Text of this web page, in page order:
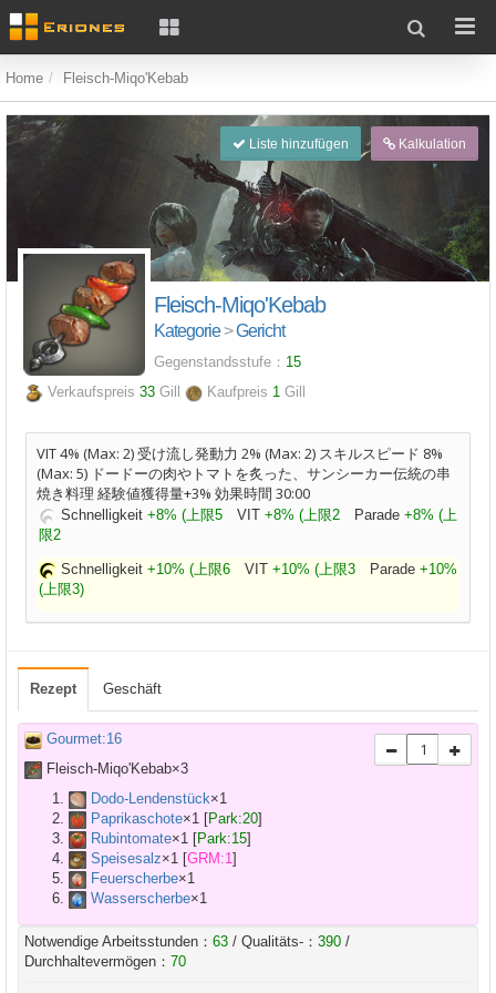
Home Fleisch-Miqo'Kebab
Liste hinzufügen Kalkulation
Fleisch-Miqo'Kebab
Kategorie>Gericht
Gegenstandsstufe： 15
Verkaufspreis 33 Gill Kaufpreis 1 Gill
VIT 4% (Max: 2) 受け流し発動力 2% (Max: 2) スキルスピード 8%
(Max: 5) ドードーの肉やトマトを炙った、サンシーカー伝統の串
焼き料理 経験値獲得量+3% 効果時間 30:00
Schnelligkeit +8% (上限5 VIT +8% (上限2 Parade +8% (上
限2
Schnelligkeit +10% (上限6 VIT +10% (上限3 Parade +10%
(上限3)
Rezept Geschäft
Gourmet:16
Fleisch-Miqo'Kebab×3
Dodo-Lendenstück×1
Paprikaschote×1 [Park:20]
Rubintomate×1 [Park:15]
Speisesalz×1 [GRM:1]
Feuerscherbe×1
Wasserscherbe×1
Notwendige Arbeitsstunden： 63 / Qualitäts-： 390 /
Durchhaltevermögen： 70